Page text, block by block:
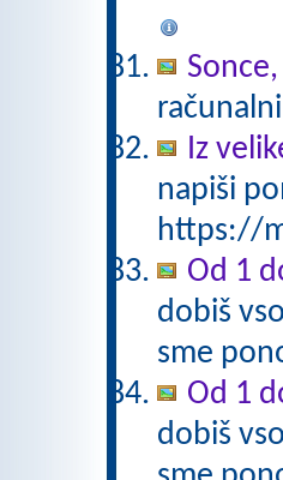
Iz
napiši
https://
Od 1
dobiš
sme
Od 1
dobiš